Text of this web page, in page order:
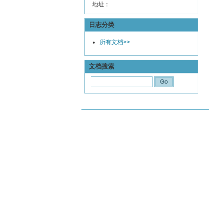
地址：
日志分类
所有文档>>
文档搜索